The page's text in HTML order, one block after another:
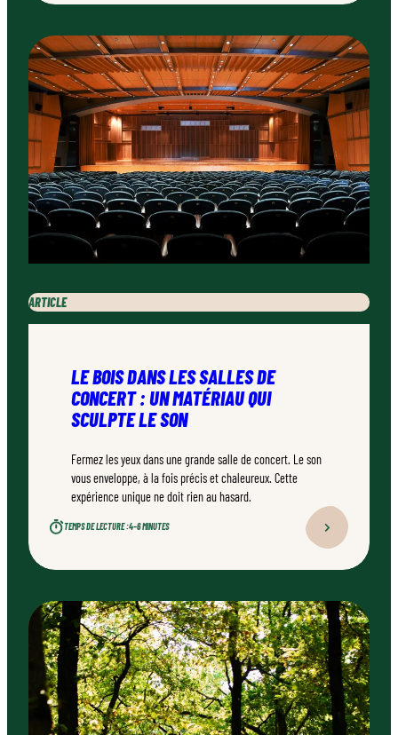
ARTICLE
LE BOIS DANS LES SALLES DE
CONCERT : UN MATÉRIAU QUI
SCULPTE LE SON
Fermez les yeux dans une grande salle de concert. Le son
vous enveloppe, à la fois précis et chaleureux. Cette
expérience unique ne doit rien au hasard.
TEMPS DE LECTURE :4–6 MINUTES